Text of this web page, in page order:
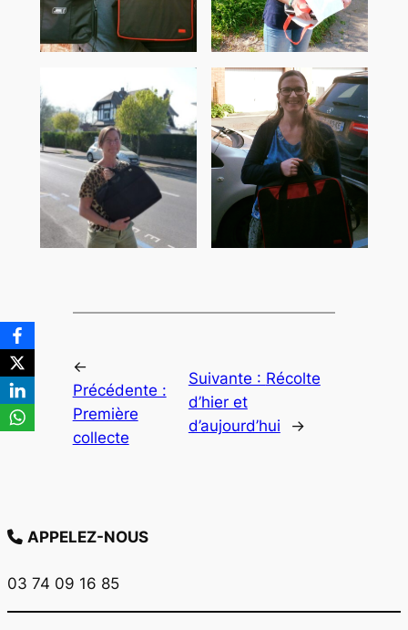
←
Précédente :
Première
collecte
Suivante : Récolte
d’hier et
d’aujourd’hui
→
APPELEZ-NOUS
03 74 09 16 85